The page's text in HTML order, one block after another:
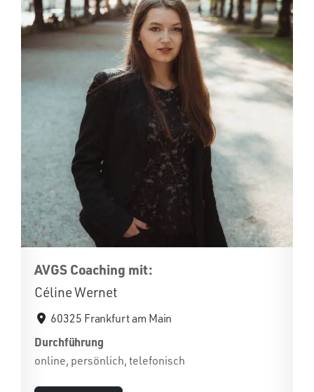
AVGS Coaching mit:
Céline Wernet
60325 Frankfurt am Main
Durchführung
online, persönlich, telefonisch